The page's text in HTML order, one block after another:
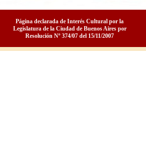
Página declarada de Interés Cultural por la
Legislatura de la Ciudad de Buenos Aires por
Resolución Nº 374/07 del 15/11/2007